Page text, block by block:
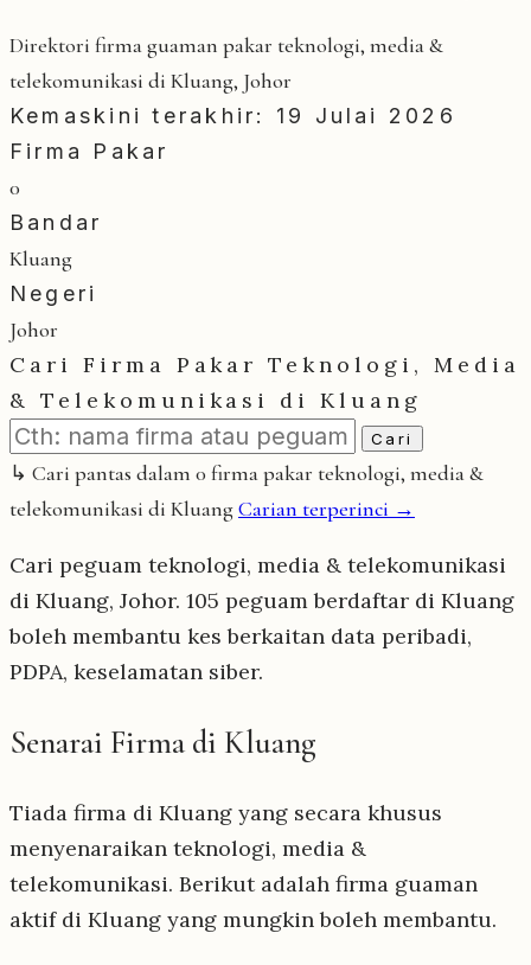
Direktori firma guaman pakar teknologi, media &
telekomunikasi di Kluang, Johor
Kemaskini terakhir: 19 Julai 2026
Firma Pakar
0
Bandar
Kluang
Negeri
Johor
Cari Firma Pakar Teknologi, Media
& Telekomunikasi di Kluang
Cari
↳ Cari pantas dalam 0 firma pakar teknologi, media &
telekomunikasi di KluangCarian terperinci →
Cari peguam teknologi, media & telekomunikasi
di Kluang, Johor. 105 peguam berdaftar di Kluang
boleh membantu kes berkaitan data peribadi,
PDPA, keselamatan siber.
Senarai Firma di Kluang
Tiada firma di Kluang yang secara khusus
menyenaraikan teknologi, media &
telekomunikasi. Berikut adalah firma guaman
aktif di Kluang yang mungkin boleh membantu.